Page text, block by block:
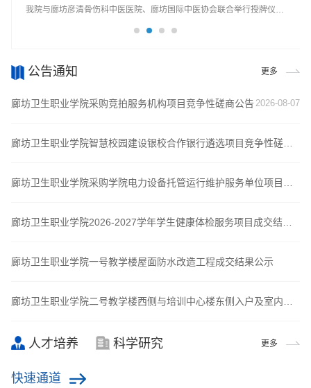
意就业，2025年5月14日下午，学院党委副书记、院长魏民带领相关处
三年实践教学及管理情况，双方就2025年实习安置计划交换了意见。
我院与廊坊彦清骨伤科中医医院、廊坊国际中医协会联合举行授牌仪
长李彦清，廊坊国际中医协会秘书长张磊及学院相关部门负责人参加活
月8日下午，廊坊万平中医医院党支部书记杨磊一行赴我校开展合作交
特色，强调“校院合作、工学结合”在提升学生岗位适应能力中的核心作
开发区人民法院联合举行党建共建协议签约暨法治教育实践基地揭牌仪
贺。学院思想政治理论教学部教师和学生代表参加活动。纪连永表示，
公告通知 更多
廊坊卫生职业学院采购竞拍服务机构项目竞争性磋商公告2026-08-07
廊坊卫生职业学院智慧校园建设银校合作银行遴选项目竞争性磋商
廊坊卫生职业学院采购学院电力设备托管运行维护服务单位项目竞
廊坊卫生职业学院2026-2027学年学生健康体检服务项目成交结果
廊坊卫生职业学院一号教学楼屋面防水改造工程成交结果公示
廊坊卫生职业学院二号教学楼西侧与培训中心楼东侧入户及室内供
人才培养 科学研究 更多
快速通道